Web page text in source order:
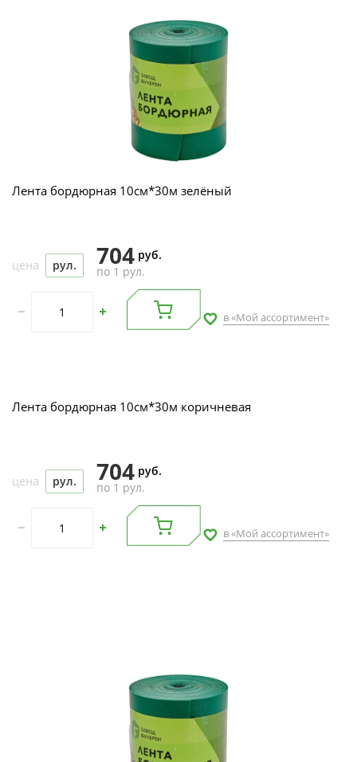
Лента бордюрная 10см*30м зелёный
цена рул. 704 руб.
по 1 рул.
в «Мой ассортимент»
Лента бордюрная 10см*30м коричневая
цена рул. 704 руб.
по 1 рул.
в «Мой ассортимент»